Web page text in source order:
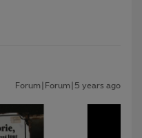
Forum|Forum|5 years ago